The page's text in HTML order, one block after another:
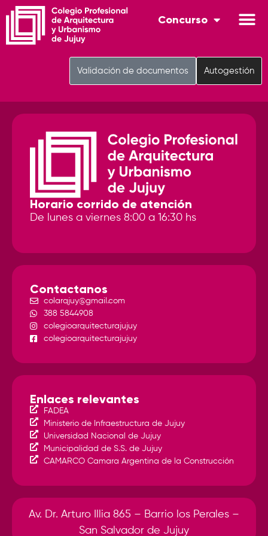
Autogestión
Validación de documentos
Concurso
Horario corrido de atención
De lunes a viernes 8:00 a 16:30 hs
Contactanos
colarqjuy@gmail.com
388 5844908
colegioarquitecturajujuy
colegioarquitecturajujuy
Enlaces relevantes
FADEA
Ministerio de Infraestructura de Jujuy
Universidad Nacional de Jujuy
Municipalidad de S.S. de Jujuy
CAMARCO Camara Argentina de la Construcción
Av. Dr. Arturo Illia 865 – Barrio los Perales –
San Salvador de Jujuy